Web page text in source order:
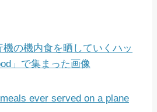
の機内食を晒していくハッ
」で集まった画像
ever served on a plane